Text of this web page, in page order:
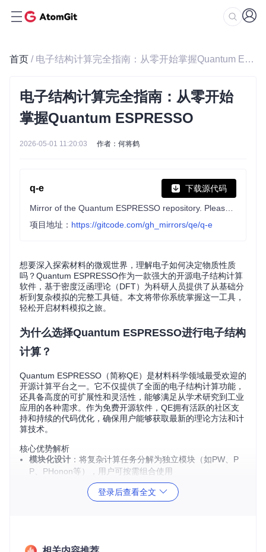
首页 / 电子结构计算完全指南：从零开始掌握Quantum ESPRESSO
电子结构计算完全指南：从零开始
掌握Quantum ESPRESSO
2026-05-01 11:20:03 作者：何将鹤
q-e 下载源代码
项目地址： https://gitcode.com/gh_mirrors/qe/q-e
想要深入探索材料的微观世界，理解电子如何决定物质性质
吗？Quantum ESPRESSO作为一款强大的开源电子结构计算
软件，基于密度泛函理论（DFT）为科研人员提供了从基础分
析到复杂模拟的完整工具链。本文将带你系统掌握这一工具，
轻松开启材料模拟之旅。
为什么选择Quantum ESPRESSO进行电子结构
计算？
Quantum ESPRESSO（简称QE）是材料科学领域最受欢迎的
开源计算平台之一。它不仅提供了全面的电子结构计算功能，
还具备高度的可扩展性和灵活性，能够满足从学术研究到工业
应用的各种需求。作为免费开源软件，QE拥有活跃的社区支
持和持续的代码优化，确保用户能够获取最新的理论方法和计
算技术。
核心优势解析
模块化设计 ：将复杂计算任务分解为独立模块（如PW、P
P、PHonon等），用户可按需组合使用
：支持MPI和OpenMP并行架构，可在从个人
电脑到超级计算机的各种硬件上高效运行
登录后查看全文